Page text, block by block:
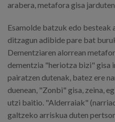
arabera, metafora gisa
Esamolde batzuk edo besteak
ditzagun adibide pare bat
Dementziaren alorrean
dementzia "heriotza bizi" gisa
pairatzen dutenak, batez ere
duenean, "Zonbi" gisa, zeina,
utzi baitio. "Alderraiak"
galtzeko arriskua duten